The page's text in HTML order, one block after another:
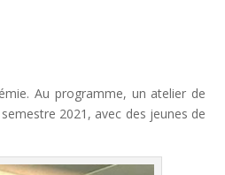
Au programme, un atelier de
2021, avec des jeunes de